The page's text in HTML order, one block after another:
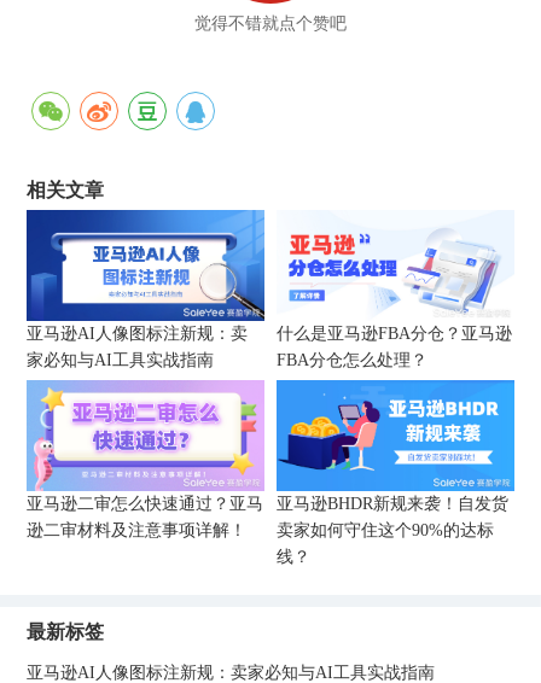
觉得不错就点个赞吧
相关文章
亚马逊AI人像图标注新规：卖
家必知与AI工具实战指南
什么是亚马逊FBA分仓？亚马逊
FBA分仓怎么处理？
亚马逊二审怎么快速通过？亚马
逊二审材料及注意事项详解！
亚马逊BHDR新规来袭！自发货
卖家如何守住这个90%的达标
线？
最新标签
亚马逊AI人像图标注新规：卖家必知与AI工具实战指南